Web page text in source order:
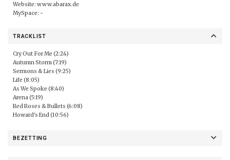
Website: www.abarax.de
MySpace: -
TRACKLIST
Cry Out For Me (2:24)
Autumn Storm (7:19)
Sermons & Lies (9:25)
Life (8:05)
As We Spoke (8:40)
Arena (5:19)
Red Roses & Bullets (6:08)
Howard's End (10:56)
BEZETTING